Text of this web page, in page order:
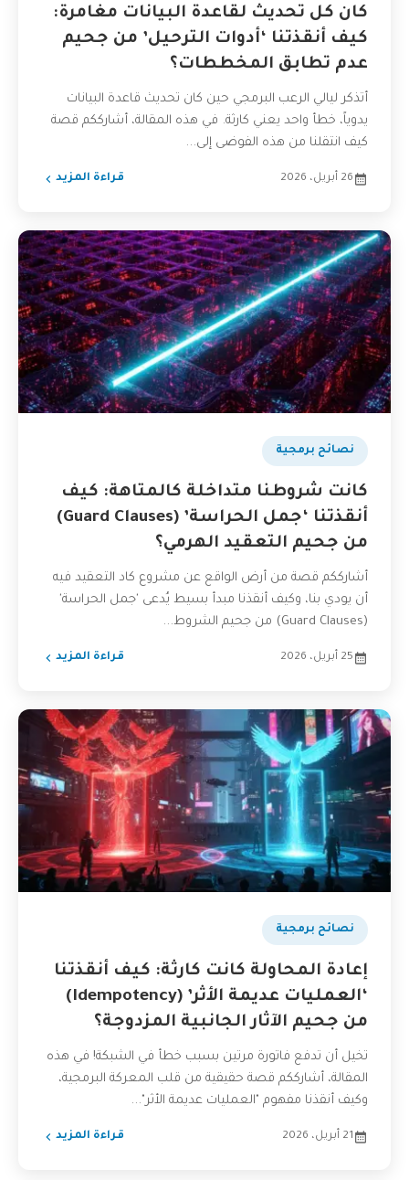
كان كل تحديث لقاعدة البيانات مغامرة:
كيف أنقذتنا ‘أدوات الترحيل’ من جحيم
عدم تطابق المخططات؟
أتذكر ليالي الرعب البرمجي حين كان تحديث قاعدة البيانات
يدوياً، خطأ واحد يعني كارثة. في هذه المقالة، أشارككم قصة
كيف انتقلنا من هذه الفوضى إلى...
26 أبريل، 2026 قراءة المزيد
نصائح برمجية
كانت شروطنا متداخلة كالمتاهة: كيف
أنقذتنا ‘جمل الحراسة’ (Guard Clauses)
من جحيم التعقيد الهرمي؟
أشارككم قصة من أرض الواقع عن مشروع كاد التعقيد فيه
أن يودي بنا، وكيف أنقذنا مبدأ بسيط يُدعى 'جمل الحراسة'
(Guard Clauses) من جحيم الشروط...
25 أبريل، 2026 قراءة المزيد
نصائح برمجية
إعادة المحاولة كانت كارثة: كيف أنقذتنا
‘العمليات عديمة الأثر’ (Idempotency)
من جحيم الآثار الجانبية المزدوجة؟
تخيل أن تدفع فاتورة مرتين بسبب خطأ في الشبكة! في هذه
المقالة، أشارككم قصة حقيقية من قلب المعركة البرمجية،
وكيف أنقذنا مفهوم "العمليات عديمة الأثر"...
21 أبريل، 2026 قراءة المزيد